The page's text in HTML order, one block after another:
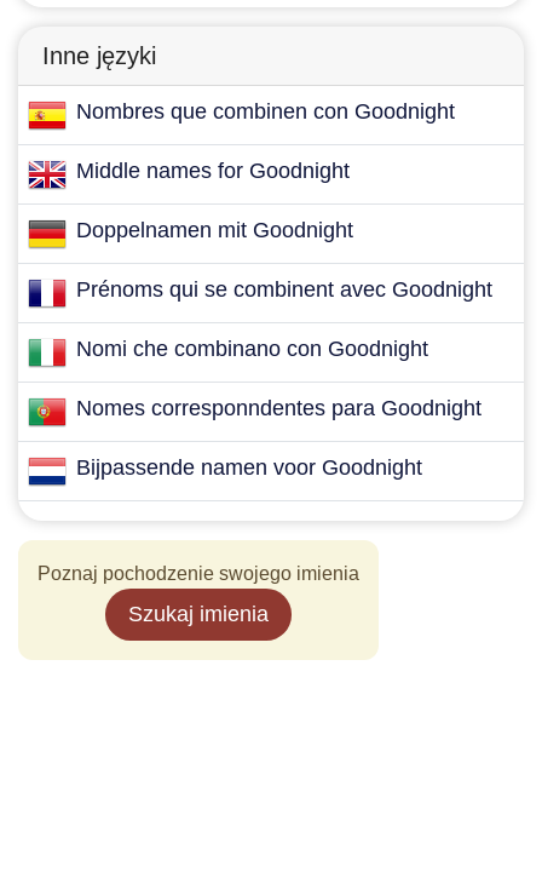
Inne języki
Nombres que combinen con Goodnight
Middle names for Goodnight
Doppelnamen mit Goodnight
Prénoms qui se combinent avec Goodnight
Nomi che combinano con Goodnight
Nomes corresponndentes para Goodnight
Bijpassende namen voor Goodnight
Poznaj pochodzenie swojego imienia
Szukaj imienia